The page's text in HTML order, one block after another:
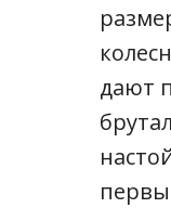
дают